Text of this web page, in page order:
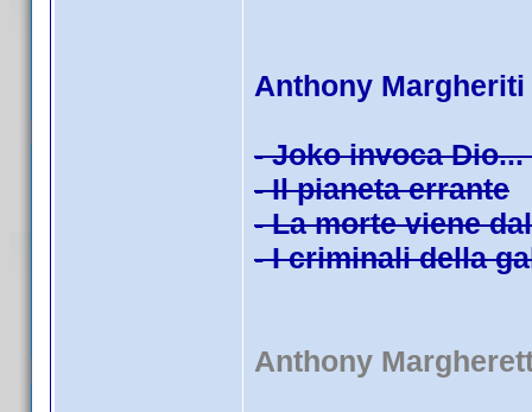
Anthony Margheriti
- Joko invoca
- Il pianeta errante
- La morte viene
- I criminali della
Anthony